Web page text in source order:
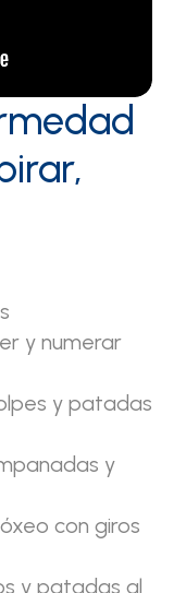
y numerar
y patadas
y
con giros
y patadas al